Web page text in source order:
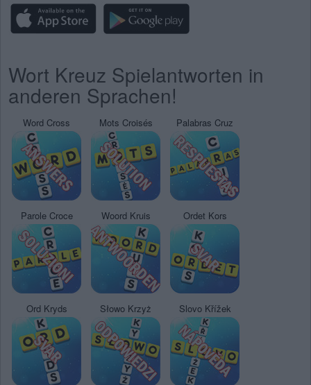
Wort Kreuz Spielantworten in
anderen Sprachen!
Word Cross Mots Croisés Palabras Cruz
Parole Croce Woord Kruis Ordet Kors
Ord Kryds Słowo Krzyż Slovo Křížek